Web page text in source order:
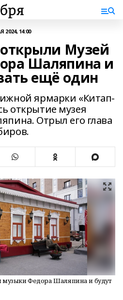
2024, 14:00
Музей
Шаляпина и
ещё один
ярмарки «Китап-
открытие музея
Отрыл его глава
музыки Федора Шаляпина и будут